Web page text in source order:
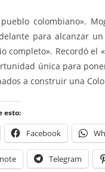
colombiano».
para alcanzar
completo». Recordó el
única para
a construir una
esto:
Facebook
Telegram